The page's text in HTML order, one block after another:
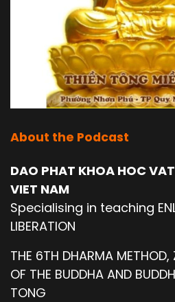
About the Podcast
DAO PHAT KHOA HOC
VIET NAM
Specialising in teaching
LIBERATION
THE 6TH DHARMA
OF THE BUDDHA AND
TONG